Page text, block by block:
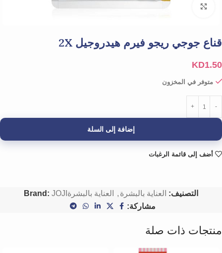
قناع جوجي ريجو فيرم هيدروجيل 2X
KD1.50
متوفر في المخزون
إضافة إلى السلة
أضف إلى قائمة الرغبات
التصنيف: العناية بالبشرة , العناية بالبشرة Brand: JOJI
مشاركة:
منتجات ذات صلة